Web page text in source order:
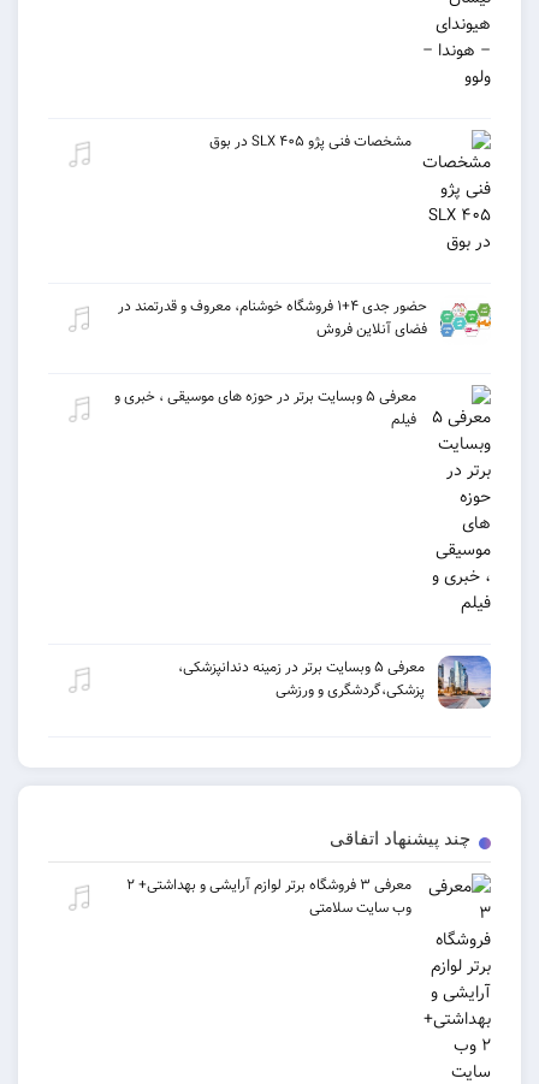
مشخصات فنی پژو ۴۰۵ SLX در بوق
حضور جدی ۴+۱ فروشگاه خوشنام، معروف و قدرتمند در
فضای آنلاین فروش
معرفی ۵ وبسایت برتر در حوزه های موسیقی ، خبری و
معرفی ۵ وبسایت برتر در زمینه دندانپزشکی،
پزشکی،گردشگری و ورزشی
اتفاقی
معرفی ۳ فروشگاه برتر لوازم آرایشی و بهداشتی+ ۲
وب سایت سلامتی